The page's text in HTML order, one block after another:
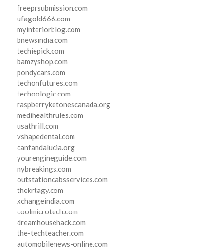
freeprsubmission.com
ufagold666.com
myinteriorblog.com
bnewsindia.com
techiepick.com
bamzyshop.com
pondycars.com
techonfutures.com
techoologic.com
raspberryketonescanada.org
medihealthrules.com
usathrill.com
vshapedental.com
canfandalucia.org
yourengineguide.com
nybreakings.com
outstationcabsservices.com
thekrtagy.com
xchangeindia.com
coolmicrotech.com
dreamhousehack.com
the-techteacher.com
automobilenews-online.com